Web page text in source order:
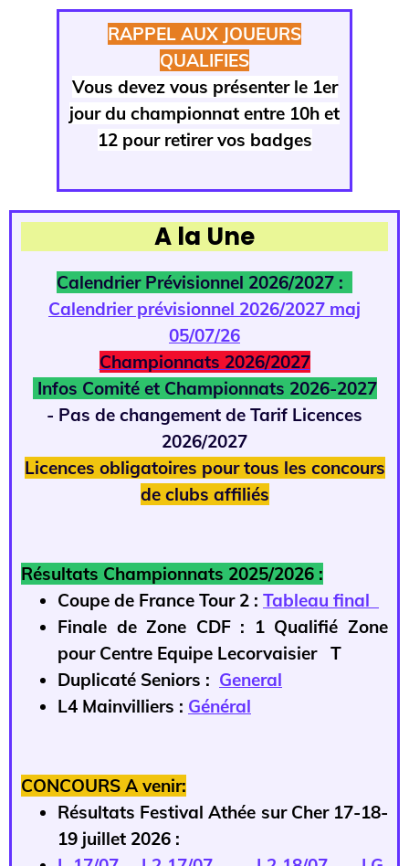
RAPPEL AUX JOUEURS
QUALIFIES
Vous devez vous présenter le 1er
jour du championnat entre 10h et
12 pour retirer vos badges
A la Une
Calendrier Prévisionnel 2026/2027 :
Calendrier prévisionnel 2026/2027 maj
05/07/26
Championnats 2026/2027
Infos Comité et Championnats 2026-2027
- Pas de changement de Tarif Licences
2026/2027
Licences obligatoires pour tous les concours
de clubs affiliés
Résultats Championnats 2025/2026 :
Coupe de France Tour 2 : Tableau final
Finale de Zone CDF : 1 Qualifié Zone
pour Centre Equipe Lecorvaisier T
Duplicaté Seniors : General
L4 Mainvilliers : Général
CONCOURS A venir:
Résultats Festival Athée sur Cher 17-18-
19 juillet 2026 :